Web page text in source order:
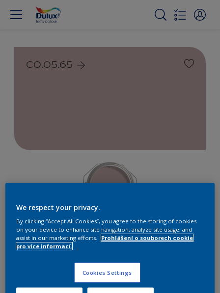
C0.05.65
Najít výrobek v tomto odstínu
We respect your privacy.
By clicking “Accept All Cookies”, you agree to the storing of cookies
on your device to enhance site navigation, analyze site usage, and
assist in our marketing efforts.
Prohlášení o souborech cookie
pro více informací.
Cookies Settings